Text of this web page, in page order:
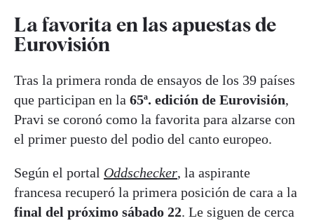
La favorita en las apuestas de
Eurovisión
Tras la primera ronda de ensayos de los 39 países
que participan en la 65ª. edición de Eurovisión,
Pravi se coronó como la favorita para alzarse con
el primer puesto del podio del canto europeo.
Según el portal Oddschecker, la aspirante
francesa recuperó la primera posición de cara a la
final del próximo sábado 22. Le siguen de cerca